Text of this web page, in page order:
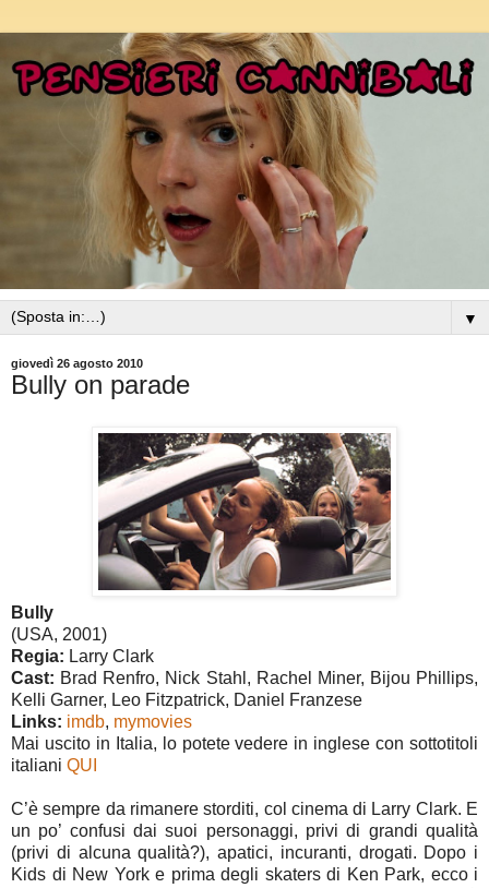
▼
giovedì 26 agosto 2010
Bully on parade
Bully
(USA, 2001)
Regia: Larry Clark
Cast: Brad Renfro, Nick Stahl, Rachel Miner, Bijou Phillips,
Kelli Garner, Leo Fitzpatrick, Daniel Franzese
Links: imdb, mymovies
Mai uscito in Italia, lo potete vedere in inglese con sottotitoli
italiani QUI
C’è sempre da rimanere storditi, col cinema di Larry Clark. E
un po’ confusi dai suoi personaggi, privi di grandi qualità
(privi di alcuna qualità?), apatici, incuranti, drogati. Dopo i
Kids di New York e prima degli skaters di Ken Park, ecco i